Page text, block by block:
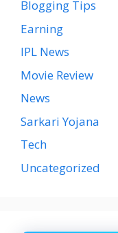
Blogging Tips
Earning
IPL News
Movie Review
News
Sarkari Yojana
Tech
Uncategorized